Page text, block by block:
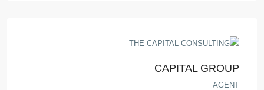
CAPITAL GROUP
AGENT